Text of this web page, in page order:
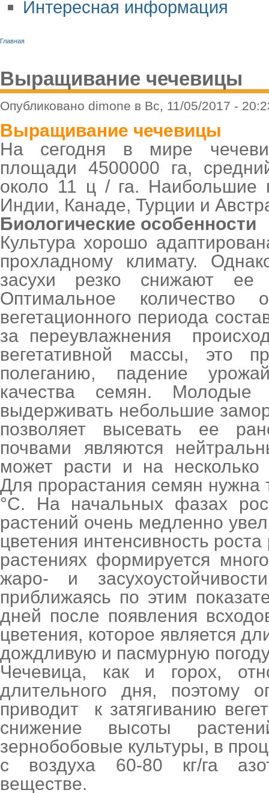
Интересная информация
Главная
Выращивание чечевицы
Опубликовано dimone в Вс, 11/05/2017 -
Выращивание чечевицы
На сегодня в мире
площади 4500000 га,
около 11 ц / га. Наибольшие
Индии, Канаде, Турции и
Биологические особенности
Культура хорошо
прохладному климату.
засухи резко снижают ее
Оптимальное количество
вегетационного периода
за переувлажнения
вегетативной массы, это
полеганию, падение
качества семян. Молодые
выдерживать небольшие
позволяет высевать ее
почвами являются
может расти и на несколько
Для прорастания семян нужна
°С. На начальных фазах
растений очень медленно
цветения интенсивность
растениях формируется
жаро- и
приближаясь по этим
дней после появления
цветения, которое является
дождливую и пасмурную
Чечевица, как и горох,
длительного дня, поэтому
приводит к затягиванию
снижение высоты
зернобобовые культуры, в
с воздуха 60-80 кг/га
веществе.